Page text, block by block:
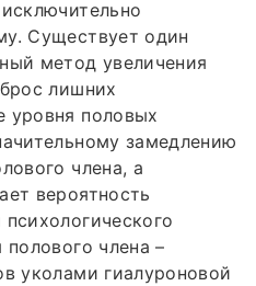
Существует один
метод увеличения
лишних
уровня половых
замедлению
члена, а
вероятность
полового члена –
уколами гиалуроновой